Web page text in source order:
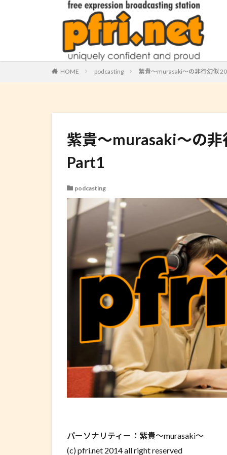
HOME podcasting 紫貴～murasaki～の非行幻似
紫貴～murasaki～の非
Part1
podcasting
パーソナリティー：紫貴～murasaki～
(c) pfri.net 2014 all right reserved